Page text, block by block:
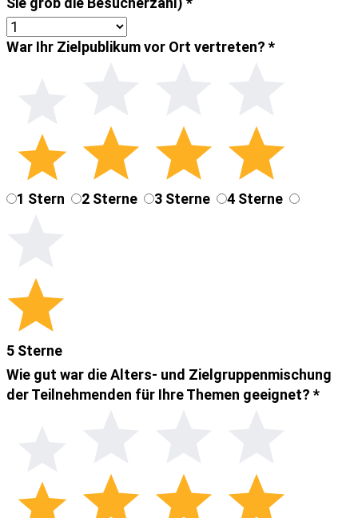
War Ihr Zielpublikum vor Ort vertreten? *
1 Stern 2 Sterne 3 Sterne 4 Sterne
5 Sterne
Wie gut war die Alters- und Zielgruppenmischung
der Teilnehmenden für Ihre Themen geeignet? *